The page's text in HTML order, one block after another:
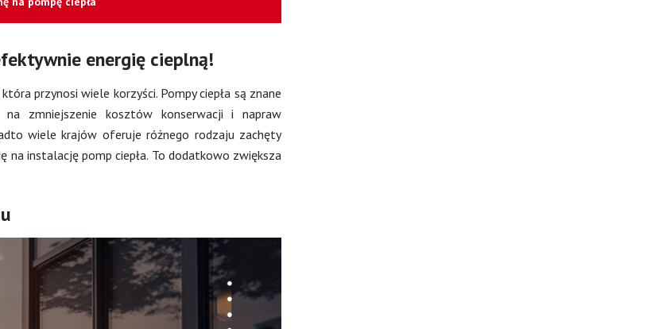
energię cieplną!
przynosi wiele korzyści. Pompy ciepła są znane
zmniejszenie kosztów konserwacji i napraw
wiele krajów oferuje różnego rodzaju zachęty
na instalację pomp ciepła. To dodatkowo zwiększa